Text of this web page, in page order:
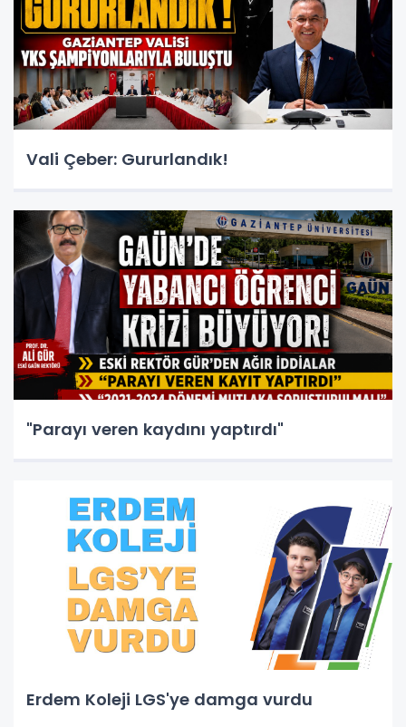
Vali Çeber: Gururlandık!
"Parayı veren kaydını yaptırdı"
Erdem Koleji LGS'ye damga vurdu